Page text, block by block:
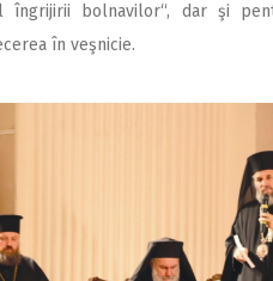
îngrijirii bolnavilor“, dar şi
în veşnicie.